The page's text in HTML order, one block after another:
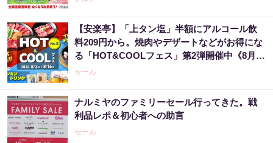
【安楽亭】「上タン塩」半額にアルコール飲
料209円から。焼肉やデザートなどがお得にな
る「HOT&COOLフェス」第2弾開催中《8月16
日まで》
セール
ナルミヤのファミリーセール行ってきた。戦
利品レポ＆初心者への助言
セール